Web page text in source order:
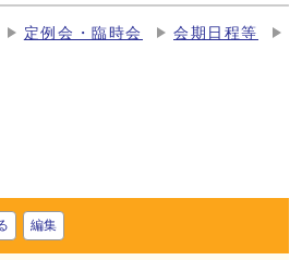
定例会・臨時会
会期日程等
編集